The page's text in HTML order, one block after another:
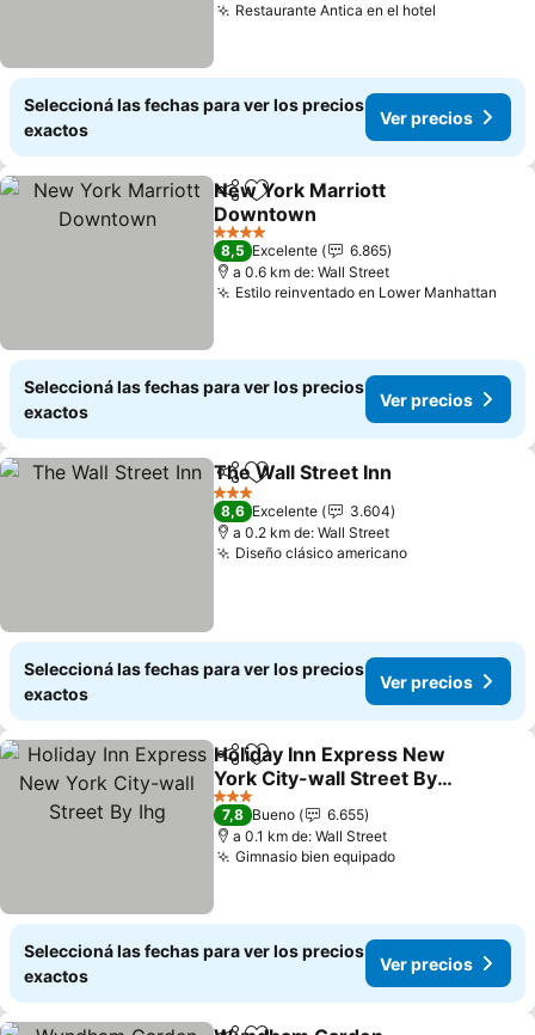
Restaurante Antica en el hotel
Seleccioná las fechas para ver los precios
exactos
Ver precios
CompartirAñadir a favoritos
New York Marriott
Downtown
Ver precios
4 Estrellas
8,5 Excelente
6.865
a 0.6 km de: Wall Street
Estilo reinventado en Lower Manhattan
Seleccioná las fechas para ver los precios
exactos
Ver precios
CompartirAñadir a favoritos
The Wall Street Inn
3 Estrellas
8,6 Excelente
3.604
a 0.2 km de: Wall Street
Diseño clásico americanoVer precios
Seleccioná las fechas para ver los precios
exactos
Ver precios
CompartirAñadir a favoritos
Holiday Inn Express New
York City-wall Street By
Ihg
Ver precios
3 Estrellas
7,8 Bueno
6.655
a 0.1 km de: Wall Street
Gimnasio bien equipadoVer precios
Seleccioná las fechas para ver los precios
exactos
Ver precios